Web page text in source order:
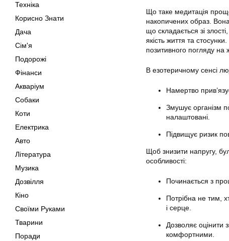
Техніка
Корисно Знати
Дача
Сім'я
Подорожі
Фінанси
Акваріум
Собаки
Коти
Електрика
Авто
Література
Музика
Дозвілля
Кіно
Своїми Руками
Тварини
Поради
Що таке медитація
накопичених образ.
що складається зі
якість життя та
позитивного погляду на
В езотеричному сенсі
Намертво
Змушує організм
налаштовані.
Підвищує ризик
Щоб знизити напругу,
особливості:
Починається з
Потрібна не тим,
і серце.
Дозволяє оцінити
комфортними.